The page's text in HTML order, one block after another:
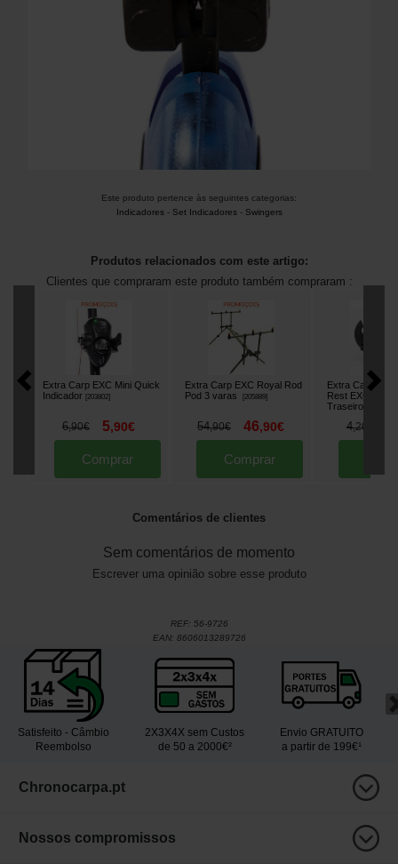
Este produto pertence às seguintes categorias:
Indicadores- Set Indicadores- Swingers
Produtos relacionados com este artigo:
Clientes que compraram este produto também compraram :
Extra Carp EXC Mini Quick
Indicador [203802]
6,90€ 5,90€
Comprar
Extra Carp EXC Royal Rod
Pod 3 varas
[205889]
54,90€ 46,90€
Comprar
Extra Carp
Rest EXC 5161
Traseiro (x2)
4,20
Comentários de clientes
Sem comentários de momento
Escrever uma opinião sobre esse produto
REF: 56-9726
EAN: 8606013289726
Satisfeito - Câmbio
Reembolso
2X3X4X sem Custos
de 50 a 2000€²
Envio GRATUITO
a partir de 199€¹
Chronocarpa.pt
Nossos compromissos